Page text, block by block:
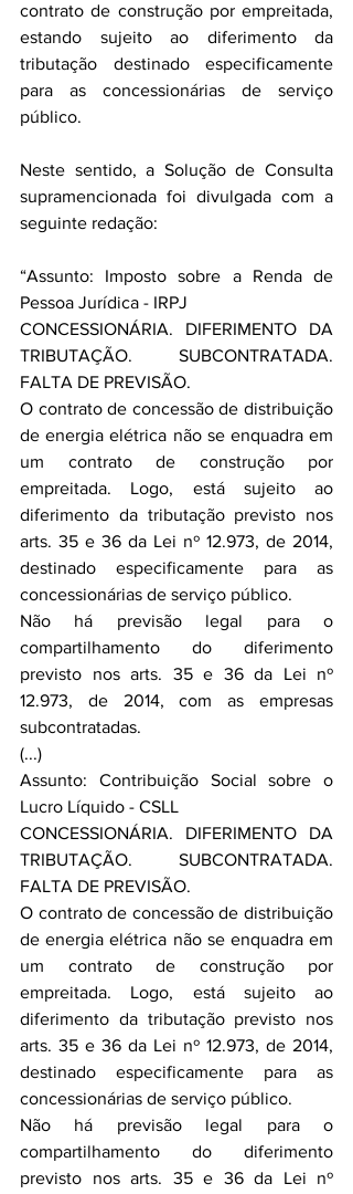
contrato de construção por empreitada,
estando sujeito ao diferimento da
tributação destinado especificamente
para as concessionárias de serviço
público.
Neste sentido, a Solução de Consulta
supramencionada foi divulgada com a
seguinte redação:
“Assunto: Imposto sobre a Renda de
Pessoa Jurídica - IRPJ
CONCESSIONÁRIA. DIFERIMENTO DA
TRIBUTAÇÃO. SUBCONTRATADA.
FALTA DE PREVISÃO.
O contrato de concessão de distribuição
de energia elétrica não se enquadra em
um contrato de construção por
empreitada. Logo, está sujeito ao
diferimento da tributação previsto nos
arts. 35 e 36 da Lei nº 12.973, de 2014,
destinado especificamente para as
concessionárias de serviço público.
Não há previsão legal para o
compartilhamento do diferimento
previsto nos arts. 35 e 36 da Lei nº
12.973, de 2014, com as empresas
subcontratadas.
(...)
Assunto: Contribuição Social sobre o
Lucro Líquido - CSLL
CONCESSIONÁRIA. DIFERIMENTO DA
TRIBUTAÇÃO. SUBCONTRATADA.
FALTA DE PREVISÃO.
O contrato de concessão de distribuição
de energia elétrica não se enquadra em
um contrato de construção por
empreitada. Logo, está sujeito ao
diferimento da tributação previsto nos
arts. 35 e 36 da Lei nº 12.973, de 2014,
destinado especificamente para as
concessionárias de serviço público.
Não há previsão legal para o
compartilhamento do diferimento
previsto nos arts. 35 e 36 da Lei nº